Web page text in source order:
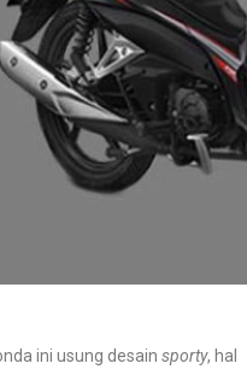
ini usung desain sporty, hal